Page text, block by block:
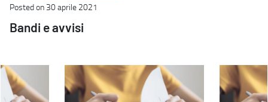
Posted on 30 aprile 2021
Bandi e avvisi